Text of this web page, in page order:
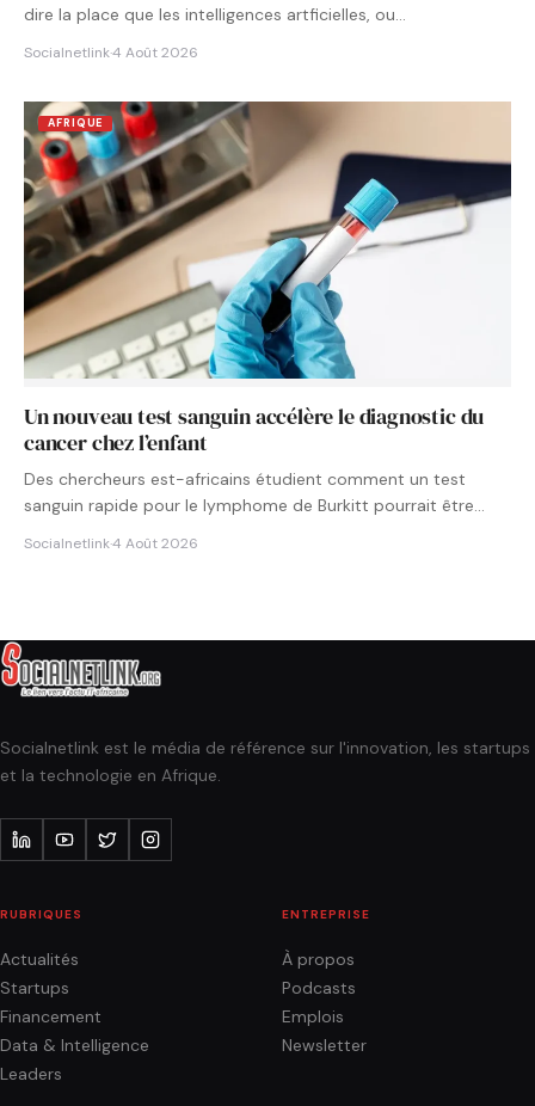
dire la place que les intelligences artficielles, ou…
Socialnetlink·4 Août 2026
AFRIQUE
Un nouveau test sanguin accélère le diagnostic du
cancer chez l’enfant
Des chercheurs est-africains étudient comment un test
sanguin rapide pour le lymphome de Burkitt pourrait être
Socialnetlink·4 Août 2026
Socialnetlink est le média de référence sur l'innovation, les startups
et la technologie en Afrique.
RUBRIQUES
Actualités
Startups
Financement
Data & Intelligence
Leaders
ENTREPRISE
À propos
Podcasts
Emplois
Newsletter